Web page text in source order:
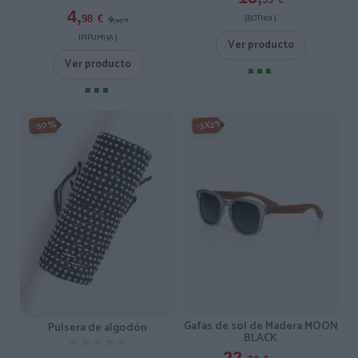
4,98 € 9,95 €
[PIPUM13A ]
Ver producto
[BOTH01 ]
Ver producto
-50%
Pulsera de algodón
-3X2%
Gafas de sol de Madera MOON
BLACK